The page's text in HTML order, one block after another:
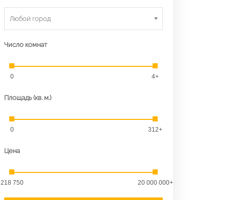
Любой город
Число комнат
0 4+
Площадь (кв. м.)
0 312+
Цена
218 750 20 000 000+